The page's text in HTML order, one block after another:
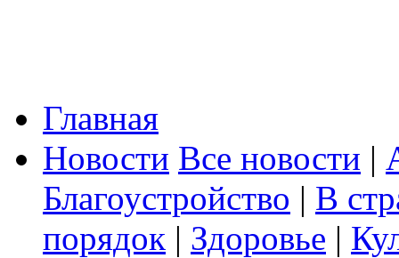
Главная
Новости Все новости |
Благоустройство | В
порядок | Здоровье |